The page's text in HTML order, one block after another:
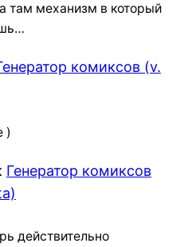
там механизм в который
комиксов (v.
)
Генератор комиксов
действительно